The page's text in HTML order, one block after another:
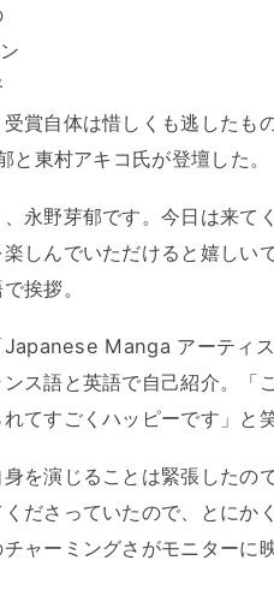
賞自体は惜しくも逃したも
東村アキコ氏が登壇した。
永野芽郁です。今日は来て
しんでいただけると嬉しい
挨拶。
Manga アーティ
ス語と英語で自己紹介。「
てすごくハッピーです」と
を演じることは緊張したの
ださっていたので、とにか
ャーミングさがモニターに